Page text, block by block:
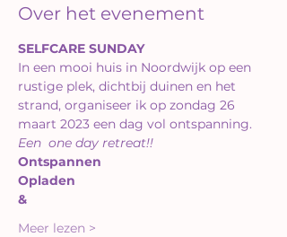
Over het evenement
SELFCARE SUNDAY
In een mooi huis in Noordwijk op een
rustige plek, dichtbij duinen en het
strand, organiseer ik op zondag 26
maart 2023 een dag vol ontspanning.
Een  one day retreat!!
Ontspannen
Opladen
&
Meer lezen >